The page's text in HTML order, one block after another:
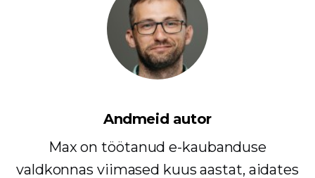
Andmeid autor
Max on töötanud e-kaubanduse
valdkonnas viimased kuus aastat, aidates